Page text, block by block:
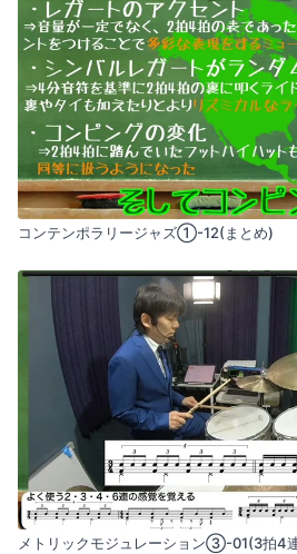
ァベットの「V」の形になるようにし
しまうと、スティック同士がぶつかり
このようにして、「V」の形を意識す
ることができるようになります。それ
て、レッスンを進めていきましょう。
コンテンポラリージャズ①-12(まとめ)
メトリックモジュレーション③-01(3拍4